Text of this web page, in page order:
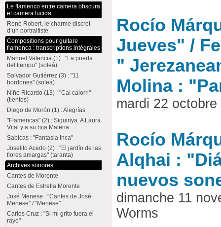
Rocío
Jueves" /
"
Molina :
mardi 22
Rocío
Alqhai :
nuevos
dimanche 11
Worms
Le flamenco entre camera obscura
et camera lucida
René Robert, le charme discret
d’un portraitiste
Compositions pour guitare
flamenca : transcriptions intégrales
Manuel Valencia (1) : "La puerta
del tiempo" (soleá)
Salvador Gutiérrez (3) : "11
bordones" (soleá)
Niño Ricardo (13) : "Caí calorri"
(tientos)
Diego de Morón (1) : Alegrías
"Flamencas" (2) : Siguiriya. A Laura
Vital y a su hija Malena
Sabicas : "Fantasia Inca"
Joselito Acedo (2) : "El jardín de las
flores amargas" (taranta)
Archives sonores
Cantes de Morente
Cantes de Estrella Morente
José Menese : "Cantes de José
Menese" / "Menese"
Carlos Cruz : "Si mi grito fuera el
rayo"